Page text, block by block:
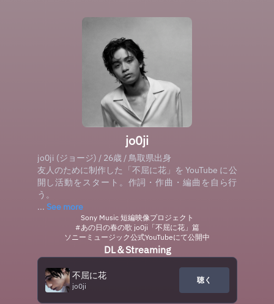
jo0ji
jo0ji (ジョージ) / 26歳 / 鳥取県出身
友人のために制作した「不屈に花」を YouTube に公
開し活動をスタート。作詞・作曲・編曲を自ら行
う。
... See more
Sony Music 短編映像プロジェクト
#あの日の春の歌 jo0ji「不屈に花」篇
ソニーミュージック公式YouTubeにて公開中
DL＆Streaming
不屈に花
jo0ji
聴く